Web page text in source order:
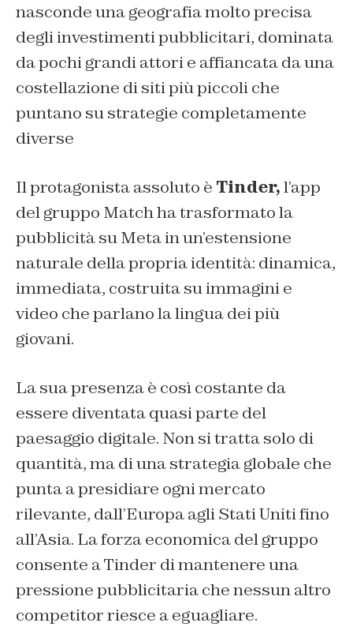
nasconde una geografia molto precisa
degli investimenti pubblicitari, dominata
da pochi grandi attori e affiancata da una
costellazione di siti più piccoli che
puntano su strategie completamente
diverse
Il protagonista assoluto è Tinder,l’app
del gruppo Match ha trasformato la
pubblicità su Meta in un’estensione
naturale della propria identità: dinamica,
immediata, costruita su immagini e
video che parlano la lingua dei più
giovani.
La sua presenza è così costante da
essere diventata quasi parte del
paesaggio digitale. Non si tratta solo di
quantità, ma di una strategia globale che
punta a presidiare ogni mercato
rilevante, dall’Europa agli Stati Uniti fino
all’Asia. La forza economica del gruppo
consente a Tinder di mantenere una
pressione pubblicitaria che nessun altro
competitor riesce a eguagliare.